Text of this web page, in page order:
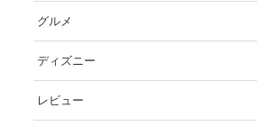
グルメ
ディズニー
レビュー